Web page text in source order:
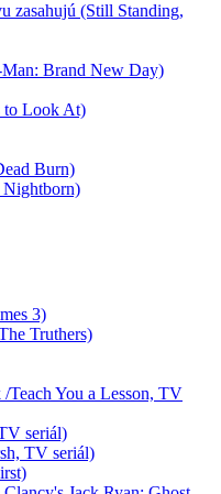
zasahujú (Still Standing,
Brand New Day)
to Look At)
Burn)
Nightborn)
3)
Truthers)
Teach You a Lesson, TV
seriál)
TV seriál)